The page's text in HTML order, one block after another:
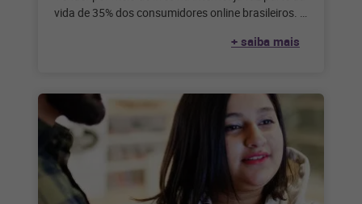
vida de 35% dos consumidores online brasileiros. E
+ saiba mais